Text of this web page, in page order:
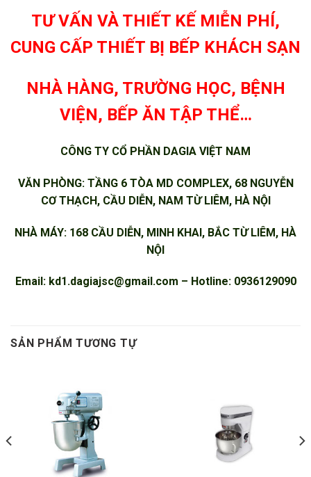
TƯ VẤN VÀ THIẾT KẾ MIỄN PHÍ,
CUNG CẤP THIẾT BỊ BẾP KHÁCH SẠN
NHÀ HÀNG, TRƯỜNG HỌC, BỆNH
VIỆN, BẾP ĂN TẬP THỂ…
CÔNG TY CỔ PHẦN DAGIA VIỆT NAM
VĂN PHÒNG: TẦNG 6 TÒA MD COMPLEX, 68 NGUYỄN
CƠ THẠCH, CẦU DIỄN, NAM TỪ LIÊM, HÀ NỘI
NHÀ MÁY: 168 CẦU DIỄN, MINH KHAI, BẮC TỪ LIÊM, HÀ
NỘI
Email: kd1.dagiajsc@gmail.com – Hotline: 0936129090
SẢN PHẨM TƯƠNG TỰ